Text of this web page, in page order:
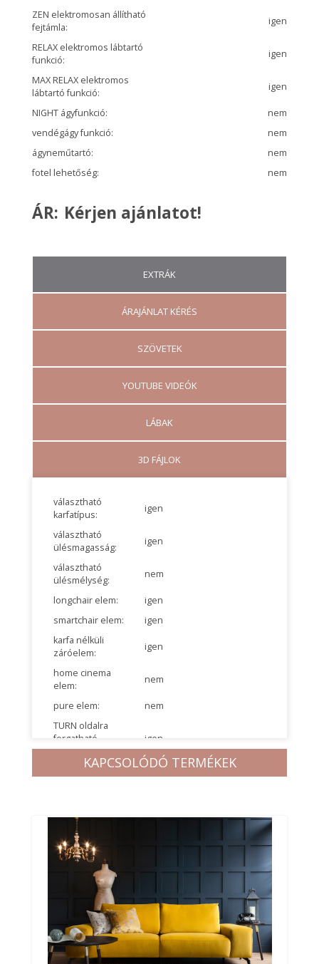
ZEN elektromosan állítható
fejtámla:
igen
RELAX elektromos lábtartó
funkció:
igen
MAX RELAX elektromos
lábtartó funkció:
igen
NIGHT ágyfunkció:
nem
vendégágy funkció:
nem
ágyneműtartó:
nem
fotel lehetőség:
nem
ÁR: Kérjen ajánlatot!
EXTRÁK
ÁRAJÁNLAT KÉRÉS
SZÖVETEK
YOUTUBE VIDEÓK
LÁBAK
3D FÁJLOK
választható
karfatípus:
igen
választható
ülésmagasság:
igen
választható
ülésmélység:
nem
longchair elem:
igen
smartchair elem:
igen
karfa nélküli
záróelem:
igen
home cinema
elem:
nem
pure elem:
nem
TURN oldalra
forgatható
manuális elem:
igen
GLIDER manuális
VARIO elektromos
ülésmélység
nyitási funkció:
LIFT funkció:
akkumlátoros
töltési lehetőség:
USB csatlakozó:
nem
Q box bútorelem
(csatlakozóaljzat +
USB csatlakozó):
nem
KAPCSOLÓDÓ TERMÉKEK